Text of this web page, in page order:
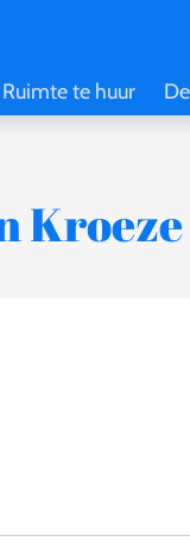
Ruimte te huur
Kroeze